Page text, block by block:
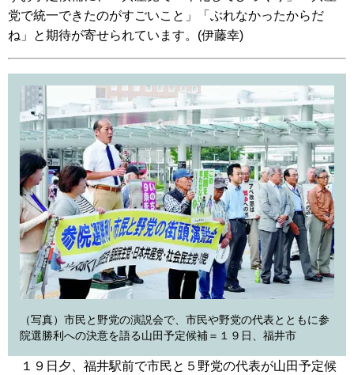
党で統一できたのがすごいこと」「ぶれなかったからだ
ね」と期待が寄せられています。(伊藤幸)
（写真）市民と野党の演説会で、市民や野党の代表とともに参
院選勝利への決意を語る山田予定候補＝１９日、福井市
１９日夕、福井駅前で市民と５野党の代表が山田予定候